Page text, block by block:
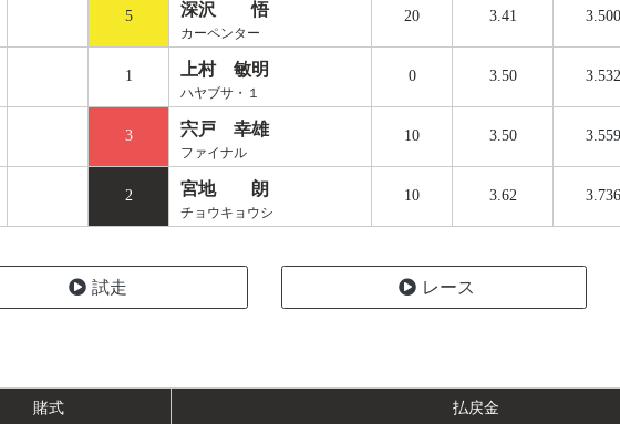
5 深沢 悟
カーペンター
20 3.41 3.500
1 上村 敏明
ハヤブサ・１
0 3.50 3.532
3 宍戸 幸雄
ファイナル
10 3.50 3.559
2 宮地 朗
チョウキョウシ
10 3.62 3.736
試走 レース
賭式 払戻金